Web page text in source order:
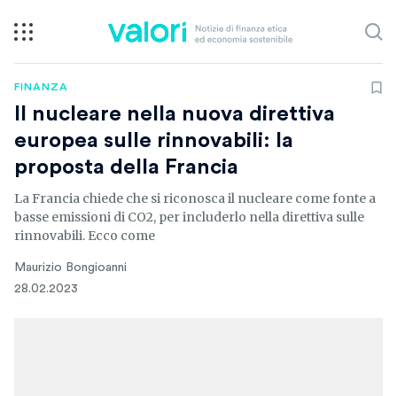
FINANZA
Il nucleare nella nuova direttiva
europea sulle rinnovabili: la
proposta della Francia
La Francia chiede che si riconosca il nucleare come fonte a
basse emissioni di CO2, per includerlo nella direttiva sulle
rinnovabili. Ecco come
Maurizio Bongioanni
28.02.2023